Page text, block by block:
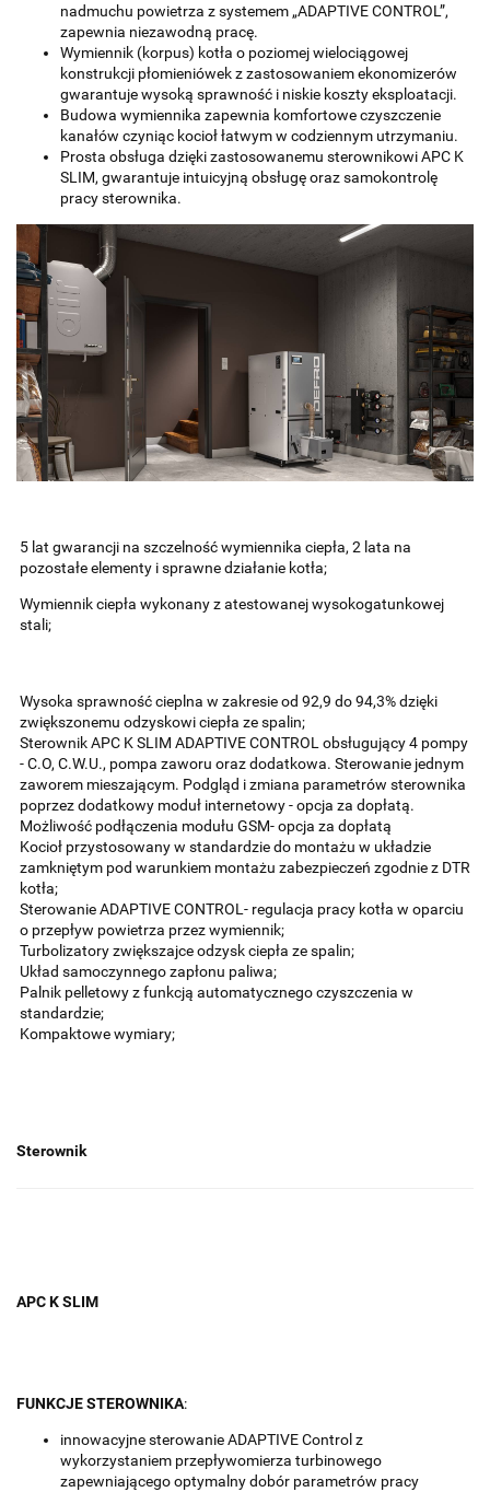
nadmuchu powietrza z systemem „ADAPTIVE CONTROL”,
zapewnia niezawodną pracę.
Wymiennik (korpus) kotła o poziomej wielociągowej
konstrukcji płomieniówek z zastosowaniem ekonomizerów
gwarantuje wysoką sprawność i niskie koszty eksploatacji.
Budowa wymiennika zapewnia komfortowe czyszczenie
kanałów czyniąc kocioł łatwym w codziennym utrzymaniu.
Prosta obsługa dzięki zastosowanemu sterownikowi APC K
SLIM, gwarantuje intuicyjną obsługę oraz samokontrolę
pracy sterownika.
5 lat gwarancji na szczelność wymiennika ciepła, 2 lata na
pozostałe elementy i sprawne działanie kotła;
Wymiennik ciepła wykonany z atestowanej wysokogatunkowej
stali;
Wysoka sprawność cieplna w zakresie od 92,9 do 94,3% dzięki
zwiększonemu odzyskowi ciepła ze spalin;
Sterownik APC K SLIM ADAPTIVE CONTROL obsługujący 4 pompy
- C.O, C.W.U., pompa zaworu oraz dodatkowa. Sterowanie jednym
zaworem mieszającym. Podgląd i zmiana parametrów sterownika
poprzez dodatkowy moduł internetowy - opcja za dopłatą.
Możliwość podłączenia modułu GSM- opcja za dopłatą
Kocioł przystosowany w standardzie do montażu w układzie
zamkniętym pod warunkiem montażu zabezpieczeń zgodnie z DTR
kotła;
Sterowanie ADAPTIVE CONTROL- regulacja pracy kotła w oparciu
o przepływ powietrza przez wymiennik;
Turbolizatory zwiększajce odzysk ciepła ze spalin;
Układ samoczynnego zapłonu paliwa;
Palnik pelletowy z funkcją automatycznego czyszczenia w
standardzie;
Kompaktowe wymiary;
Sterownik
APC K SLIM
FUNKCJE STEROWNIKA:
innowacyjne sterowanie ADAPTIVE Control z
wykorzystaniem przepływomierza turbinowego
zapewniającego optymalny dobór parametrów pracy